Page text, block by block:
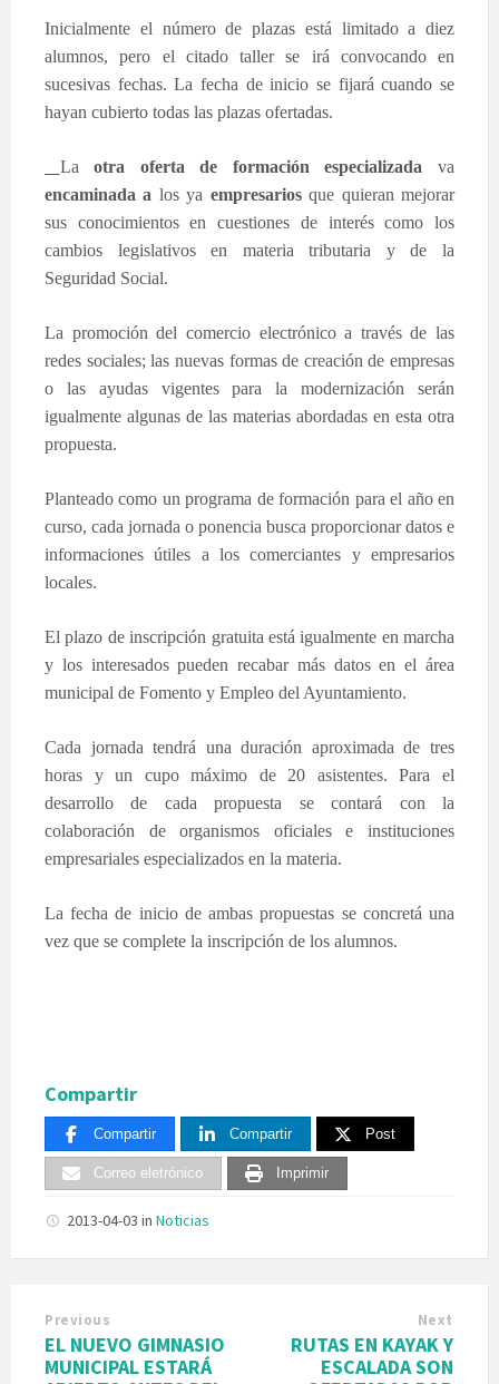
Inicialmente el número de plazas está limitado a diez
alumnos, pero el citado taller se irá convocando en
sucesivas fechas. La fecha de inicio se fijará cuando se
hayan cubierto todas las plazas ofertadas.
Laotra oferta de formación especializada va
encaminada a los ya empresariosque quieran mejorar
sus conocimientos en cuestiones de interés como los
cambios legislativos en materia tributaria y de la
Seguridad Social.
La promoción del comercio electrónico a través de las
redes sociales; las nuevas formas de creación de empresas
o las ayudas vigentes para la modernización serán
igualmente algunas de las materias abordadas en esta otra
propuesta.
Planteado como un programa de formación para el año en
curso, cada jornada o ponencia busca proporcionar datos e
informaciones útiles a los comerciantes y empresarios
locales.
El plazo de inscripción gratuita está igualmente en marcha
y los interesados pueden recabar más datos en el área
municipal de Fomento y Empleo del Ayuntamiento.
Cada jornada tendrá una duración aproximada de tres
horas y un cupo máximo de 20 asistentes. Para el
desarrollo de cada propuesta se contará con la
colaboración de organismos oficiales e instituciones
empresariales especializados en la materia.
La fecha de inicio de ambas propuestas se concretá una
vez que se complete la inscripción de los alumnos.
Compartir
Compartir Compartir Post
Correo eletrónico Imprimir
2013-04-03 in Noticias
Previous
EL NUEVO GIMNASIO
MUNICIPAL ESTARÁ
Next
RUTAS EN KAYAK Y
ESCALADA SON